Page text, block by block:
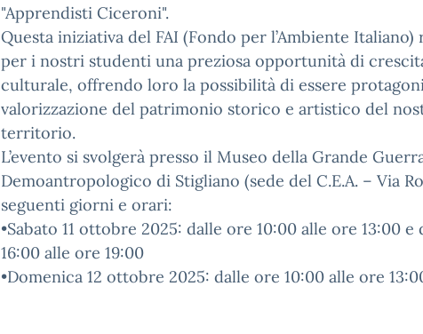
"Apprendisti Ciceroni".
Questa iniziativa del FAI (Fondo per l’Ambiente Italiano)
per i nostri studenti una preziosa opportunità di
culturale, offrendo loro la possibilità di essere
valorizzazione del patrimonio storico e artistico del
territorio.
L’evento si svolgerà presso il Museo della Grande
Demoantropologico di Stigliano (sede del C.E.A. – Via
seguenti giorni e orari:
•Sabato 11 ottobre 2025: dalle ore 10:00 alle ore 13:00 e
16:00 alle ore 19:00
•Domenica 12 ottobre 2025: dalle ore 10:00 alle ore